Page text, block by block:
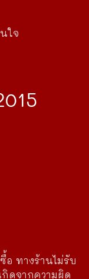
ใจ
ทางร้านไม่รับ
ดจากความผิด